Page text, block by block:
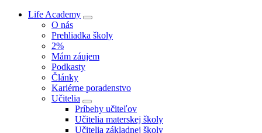
Life Academy
O nás
Prehliadka školy
2%
Mám záujem
Podkasty
Články
Kariérne poradenstvo
Učitelia
Príbehy učiteľov
Učitelia materskej školy
Učitelia základnej školy